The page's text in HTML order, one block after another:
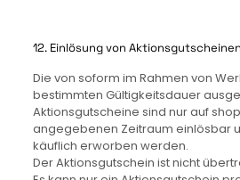
12. Einlösung von Aktionsgutscheinen
Die von soform im Rahmen von
bestimmten Gültigkeitsdauer
Aktionsgutscheine sind nur auf
angegebenen Zeitraum einlösbar
käuflich erworben werden.
Der Aktionsgutschein ist nicht